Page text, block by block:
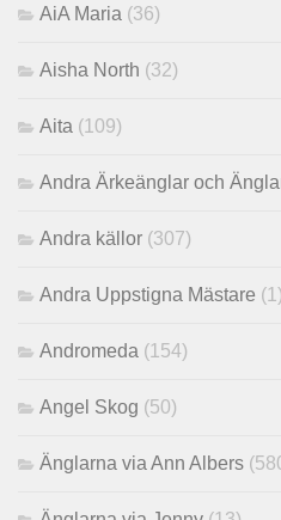
AiA Maria (36)
Aisha North (32)
Aita (109)
Andra Ärkeänglar och
Andra källor (307)
Andra Uppstigna Mästare (1)
Andromeda (154)
Angel Skog (50)
Änglarna via Ann Albers